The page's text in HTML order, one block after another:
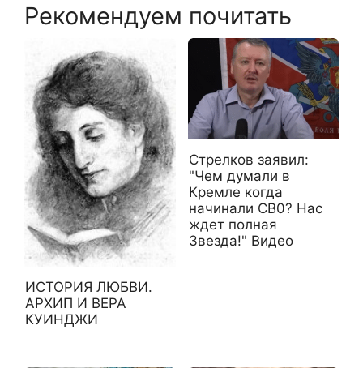
Рекомендуем почитать
ИСТОРИЯ ЛЮБВИ.
АРХИП И ВЕРА
КУИНДЖИ
Стрелков заявил:
"Чем думали в
Кремле когда
начинали СВ0? Нас
ждет полная
Звезда!" Видео